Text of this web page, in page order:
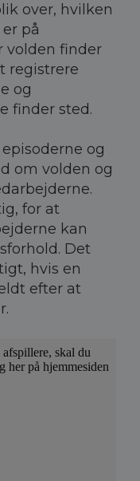
over, hvilken
på
volden finder
registrere
og
finder sted.
og
om volden og
for at
kan
Det
hvis en
efter at